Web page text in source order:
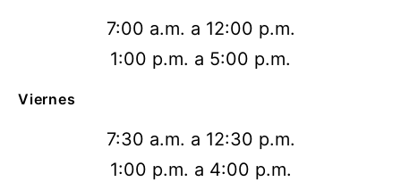
7:00 a.m. a 12:00 p.m.
1:00 p.m. a 5:00 p.m.
Viernes
7:30 a.m. a 12:30 p.m.
1:00 p.m. a 4:00 p.m.